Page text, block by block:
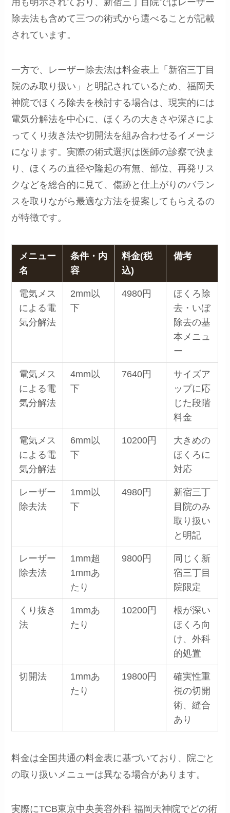
用も明示されており、新宿三丁目院ではレーザー
除去法も含めて三つの術式から選べることが記載
されています。
一方で、レーザー除去法は料金表上「新宿三丁目
院のみ取り扱い」と明記されているため、福岡天
神院でほくろ除去を検討する場合は、現実的には
電気分解法を中心に、ほくろの大きさや深さによ
ってくり抜き法や切開法を組み合わせるイメージ
になります。実際の術式選択は医師の診察で決ま
り、ほくろの直径や隆起の有無、部位、再発リス
クなどを総合的に見て、傷跡と仕上がりのバラン
スを取りながら最適な方法を提案してもらえるの
が特徴です。
メニュー
名
条件・内
容
料金(税
込)
備考
電気メス
による電
気分解法
2mm以
下
4980円
ほくろ除
去・いぼ
除去の基
本メニュ
ー
電気メス
による電
気分解法
4mm以
下
7640円
サイズア
ップに応
じた段階
料金
電気メス
による電
気分解法
6mm以
下
10200円
大きめの
ほくろに
対応
レーザー
除去法
1mm以
下
4980円
新宿三丁
目院のみ
取り扱い
と明記
レーザー
除去法
1mm超
1mmあ
たり
9800円
同じく新
宿三丁目
院限定
くり抜き
法
1mmあ
たり
10200円
根が深い
ほくろ向
け、外科
的処置
切開法
1mmあ
たり
19800円
確実性重
視の切開
術、縫合
あり
料金は全国共通の料金表に基づいており、院ごと
の取り扱いメニューは異なる場合があります。
実際にTCB東京中央美容外科 福岡天神院でどの術